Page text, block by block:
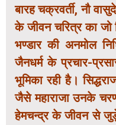
बारह चक्रवर्ती, नौ
के जीवन चरित्र का जो
भण्डार की अनमोल
जैनधर्म के प्रचार-
भूमिका रही है।
जैसे महाराजा उनके
हेमचन्द्र के जीवन से